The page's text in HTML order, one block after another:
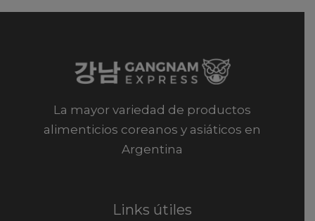
La mayor variedad de productos
alimenticios coreanos y asiáticos en
Argentina
Links útiles